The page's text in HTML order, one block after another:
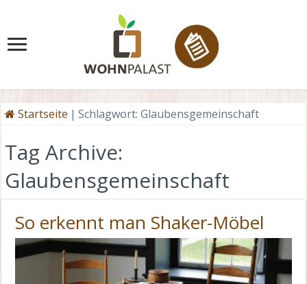
Startseite | Schlagwort:Glaubensgemeinschaft
Tag Archive:
Glaubensgemeinschaft
So erkennt man Shaker-Möbel